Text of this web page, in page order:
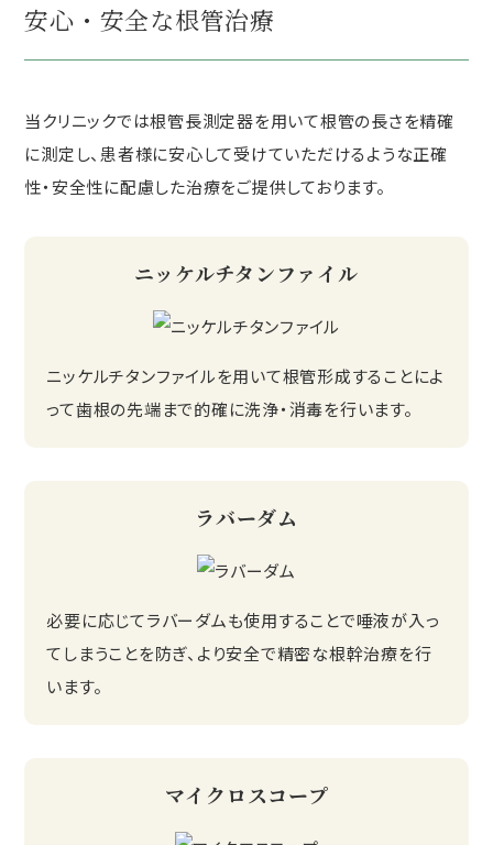
安心・安全な根管治療
当クリニックでは根管長測定器を用いて根管の長さを精確
に測定し、患者様に安心して受けていただけるような正確
性・安全性に配慮した治療をご提供しております。
ニッケルチタンファイル
ニッケルチタンファイルを用いて根管形成することによ
って歯根の先端まで的確に洗浄・消毒を行います。
ラバーダム
必要に応じてラバーダムも使用することで唾液が入っ
てしまうことを防ぎ、より安全で精密な根幹治療を行
います。
マイクロスコープ